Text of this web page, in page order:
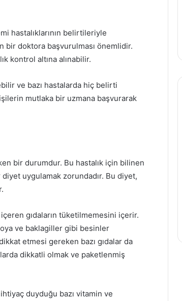
hastalıklarının belirtileriyle
bir doktora başvurulması önemlidir.
kontrol altına alınabilir.
ve bazı hastalarda hiç belirti
mutlaka bir uzmana başvurarak
bir durumdur. Bu hastalık için bilinen
uygulamak zorundadır. Bu diyet,
gıdaların tüketilmemesini içerir.
ve baklagiller gibi besinler
etmesi gereken bazı gıdalar da
dikkatli olmak ve paketlenmiş
duyduğu bazı vitamin ve
Egzersiz
Programları
Egzersiz Programları